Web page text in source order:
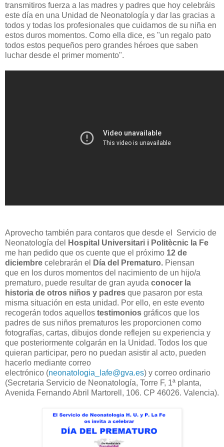
transmitiros fuerza a las madres y padres que hoy celebráis
este día en una Unidad de Neonatología y dar las gracias a
todos y todas los profesionales que cuidamos de su niña en
estos duros momentos. Como ella dice, es "un regalo pato
todos estos pequeños pero grandes héroes que saben
luchar desde el primer momento".
Aprovecho también para contaros que desde el Servicio de
Neonatología del
Hospital Universitari i Politècnic la Fe
me han pedido que os cuente que el próximo 12 de
diciembre celebrarán el Día del Prematuro. Piensan
que en los duros momentos del nacimiento de un hijo/a
prematuro, puede resultar de gran ayuda conocer la
historia de otros niños y padres que pasaron por esta
misma situación en esta unidad. Por ello, en este evento
recogerán todos aquellos testimonios gráficos que los
padres de sus niños prematuros les proporcionen como
fotografías, cartas, dibujos donde reflejen su experiencia y
que posteriormente colgarán en la Unidad. Todos los que
quieran participar, pero no puedan asistir al acto, pueden
hacerlo mediante correo
electrónico (neonatologia_lafe@gva.es) y correo ordinario
(Secretaria Servicio de Neonatología, Torre F, 1ª planta,
Avenida Fernando Abril Martorell, 106. CP 46026. Valencia).